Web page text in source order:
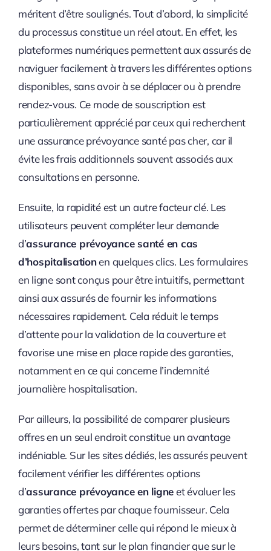
méritent d’être soulignés. Tout d’abord, la simplicité
du processus constitue un réel atout. En effet, les
plateformes numériques permettent aux assurés de
naviguer facilement à travers les différentes options
disponibles, sans avoir à se déplacer ou à prendre
rendez-vous. Ce mode de souscription est
particulièrement apprécié par ceux qui recherchent
une assurance prévoyance santé pas cher, car il
évite les frais additionnels souvent associés aux
consultations en personne.
Ensuite, la rapidité est un autre facteur clé. Les
utilisateurs peuvent compléter leur demande
d’assurance prévoyance santé en cas
d’hospitalisationen quelques clics. Les formulaires
en ligne sont conçus pour être intuitifs, permettant
ainsi aux assurés de fournir les informations
nécessaires rapidement. Cela réduit le temps
d’attente pour la validation de la couverture et
favorise une mise en place rapide des garanties,
notamment en ce qui concerne l’indemnité
journalière hospitalisation.
Par ailleurs, la possibilité de comparer plusieurs
offres en un seul endroit constitue un avantage
indéniable. Sur les sites dédiés, les assurés peuvent
facilement vérifier les différentes options
d’assurance prévoyance en ligneet évaluer les
garanties offertes par chaque fournisseur. Cela
permet de déterminer celle qui répond le mieux à
leurs besoins, tant sur le plan financier que sur le